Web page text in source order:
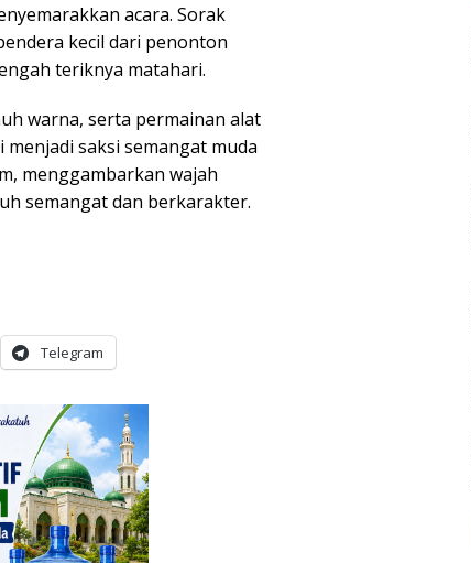
acara. Sorak
kecil dari penonton
teriknya matahari.
warna, serta permainan alat
saksi semangat muda
menggambarkan wajah
semangat dan berkarakter.
Telegram